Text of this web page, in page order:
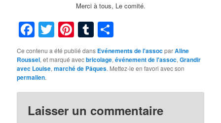
Merci à tous, Le comité.
Facebook
Twitter
Pinterest
Tumblr
Ce contenu a été publié dans Evénements de l'assocparAline
Roussel, et marqué avecbricolage,événement de l'assoc,Grandir
avec Louise,marché de Pâques. Mettez-le en favori avec son
permalien.
Laisser un commentaire